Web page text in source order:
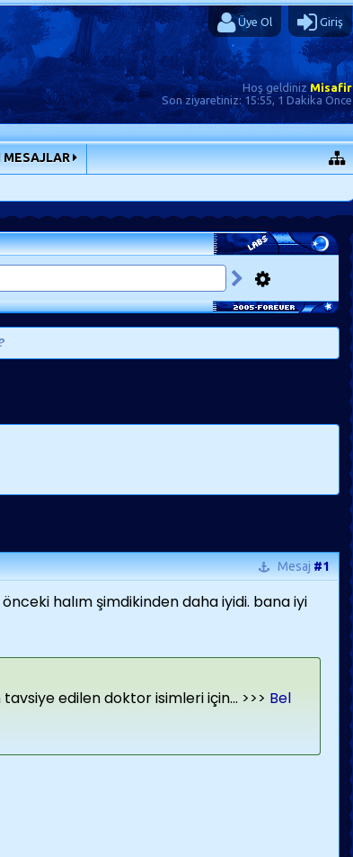
Üye Ol Giriş
Hoş geldiniz Misafir
Son ziyaretiniz:15:55, 1 Dakika Önce
Mesaj#1
halım şimdikinden daha iyidi. bana iyi
edilen doktor isimleri için... >>> Bel